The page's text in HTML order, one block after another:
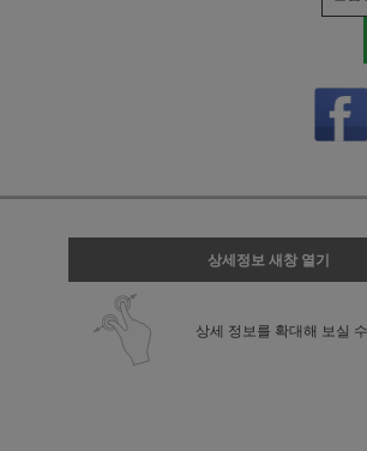
상세정보 새창 열기
상세 정보를 확대해 보실